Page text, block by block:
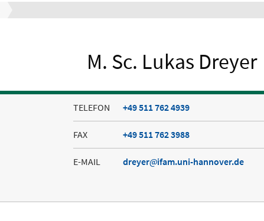
M. Sc. Lukas Dreyer
TELEFON +49 511 762 4939
FAX +49 511 762 3988
E-MAIL dreyer ifam.uni-hannover.de